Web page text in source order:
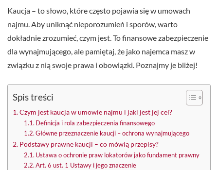
Kaucja – to słowo, które często pojawia się w umowach
najmu. Aby uniknąć nieporozumień i sporów, warto
dokładnie zrozumieć, czym jest. To finansowe zabezpieczenie
dla wynajmującego, ale pamiętaj, że jako najemca masz w
związku z nią swoje prawa i obowiązki. Poznajmy je bliżej!
Spis treści
Czym jest kaucja w umowie najmu i jaki jest jej cel?
Definicja i rola zabezpieczenia finansowego
Główne przeznaczenie kaucji – ochrona wynajmującego
Podstawy prawne kaucji – co mówią przepisy?
Ustawa o ochronie praw lokatorów jako fundament prawny
Art. 6 ust. 1 Ustawy i jego znaczenie